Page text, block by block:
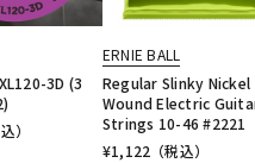
3D (3
）
ERNIE BALL
Regular Slinky Nickel
Wound Electric
Strings 10-46 #2221
¥1,122 （税込）